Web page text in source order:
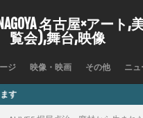
名古屋×アート,
覧会),舞台,映像
ジ 映像・映画 その他 ニ